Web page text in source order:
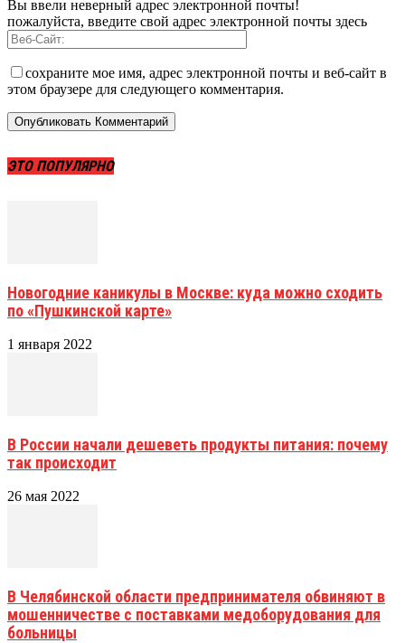
Вы ввели неверный адрес электронной почты!
пожалуйста, введите свой адрес электронной почты здесь
сохраните мое имя, адрес электронной почты и веб-сайт в
этом браузере для следующего комментария.
ЭТО ПОПУЛЯРНО
Новогодние каникулы в Москве: куда можно сходить
по «Пушкинской карте»
1 января 2022
В России начали дешеветь продукты питания: почему
так происходит
26 мая 2022
В Челябинской области предпринимателя обвиняют в
мошенничестве с поставками медоборудования для
больницы